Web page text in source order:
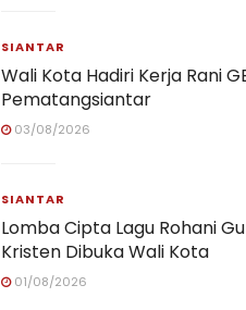
SIANTAR
Wali Kota Hadiri Kerja Rani
Pematangsiantar
03/08/2026
SIANTAR
Lomba Cipta Lagu Rohani
Kristen Dibuka Wali Kota
01/08/2026